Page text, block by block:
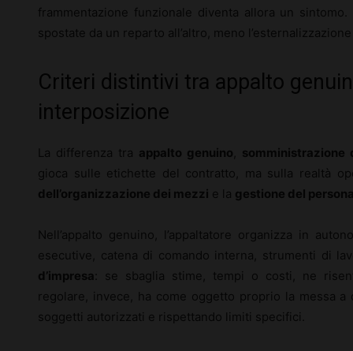
frammentazione funzionale diventa allora un
spostate da un reparto all’altro, meno
Criteri distintivi tra appalto
interposizione
La differenza tra appalto genuino
somministrazione
gioca sulle etichette del contratto, ma sulla realtà
dell’organizzazione dei mezzi e la gestione del
Nell’appalto genuino, l’appaltatore organizza in
esecutive, catena di comando interna, strumenti di
d’impresa
: se sbaglia stime, tempi o costi, ne
regolare, invece, ha come oggetto proprio la messa
soggetti autorizzati e rispettando limiti specifici.